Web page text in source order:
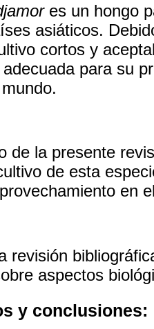
es un hongo
asiáticos.
cortos y
para su
de la presente
de esta
en
revisión
aspectos
y conclusiones: